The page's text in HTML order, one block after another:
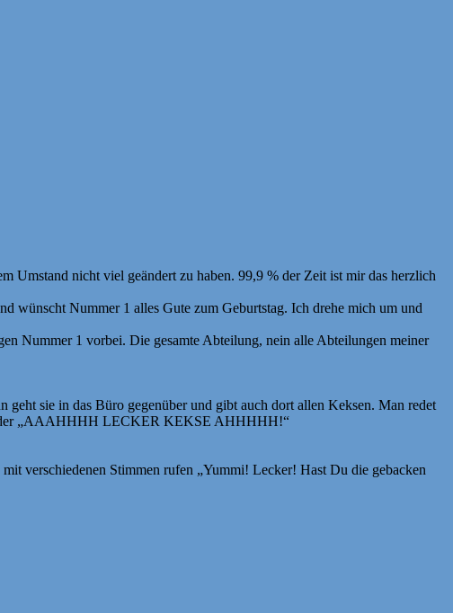
Umstand nicht viel geändert zu haben. 99,9 % der Zeit ist mir das herzlich
wünscht Nummer 1 alles Gute zum Geburtstag. Ich drehe mich um und
Nummer 1 vorbei. Die gesamte Abteilung, nein alle Abteilungen meiner
sie in das Büro gegenüber und gibt auch dort allen Keksen. Man redet
„AAAHHHH LECKER KEKSE AHHHHH!“
verschiedenen Stimmen rufen „Yummi! Lecker! Hast Du die gebacken